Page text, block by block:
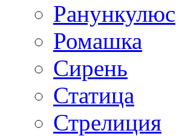
Ранункулюс
Ромашка
Сирень
Статица
Стрелиция